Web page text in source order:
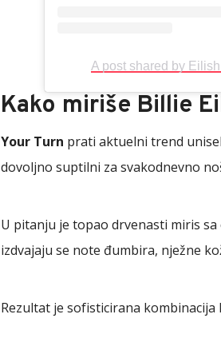
A post shared by
Kako miriše Billie
Your Turn prati aktuelni trend
dovoljno suptilni za svakodnevno
U pitanju je topao drvenasti miris
izdvajaju se note đumbira, nježne
Rezultat je sofisticirana